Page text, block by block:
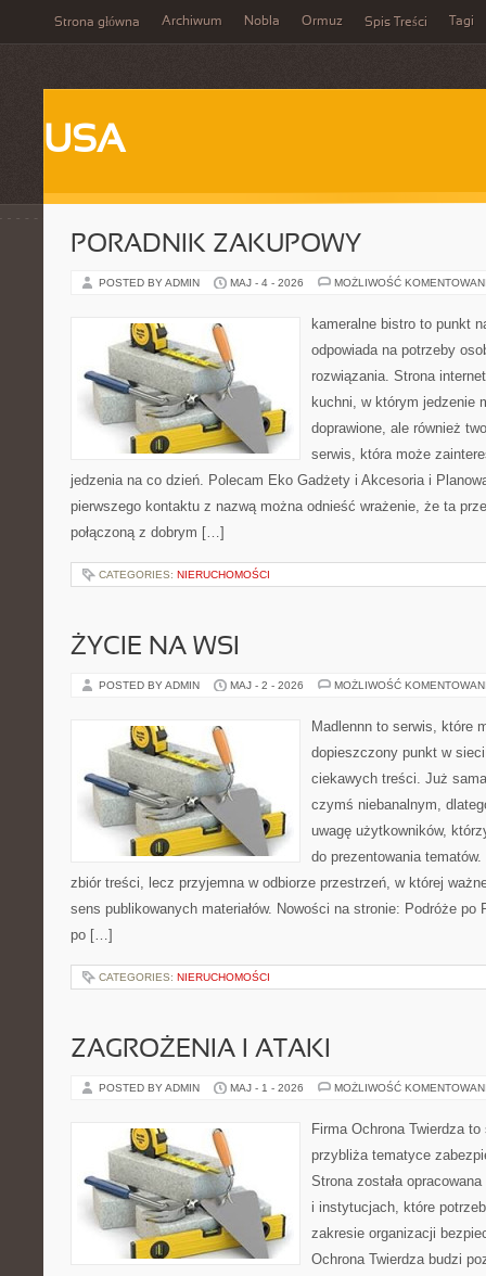
Strona główna Archiwum Nobla Ormuz Spis Treści Tagi
USA
PORADNIK ZAKUPOWY
POSTED BY ADMIN MAJ - 4 - 2026 MOŻLIWOŚĆ
kameralne bistro to punkt
odpowiada na potrzeby
rozwiązania. Strona
kuchni, w którym jedzenie
doprawione, ale również
serwis, która może
jedzenia na co dzień. Polecam Eko Gadżety i Akcesoria i
pierwszego kontaktu z nazwą można odnieść wrażenie, że ta
połączoną z dobrym […]
CATEGORIES: NIERUCHOMOŚCI
ŻYCIE NA WSI
POSTED BY ADMIN MAJ - 2 - 2026 MOŻLIWOŚĆ
Madlennn to serwis, które
dopieszczony punkt w
ciekawych treści. Już
czymś niebanalnym,
uwagę użytkowników,
do prezentowania
zbiór treści, lecz przyjemna w odbiorze przestrzeń, w której
sens publikowanych materiałów. Nowości na stronie: Podróże
po […]
CATEGORIES: NIERUCHOMOŚCI
ZAGROŻENIA I ATAKI
POSTED BY ADMIN MAJ - 1 - 2026 MOŻLIWOŚĆ
Firma Ochrona Twierdza
przybliża tematyce
Strona została
i instytucjach, które
zakresie organizacji
Ochrona Twierdza budzi